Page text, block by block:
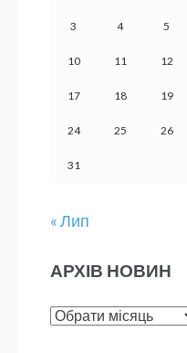
3 4 5
10 11 12
17 18 19
24 25 26
31
« Лип
АРХІВ НОВИН
Архів